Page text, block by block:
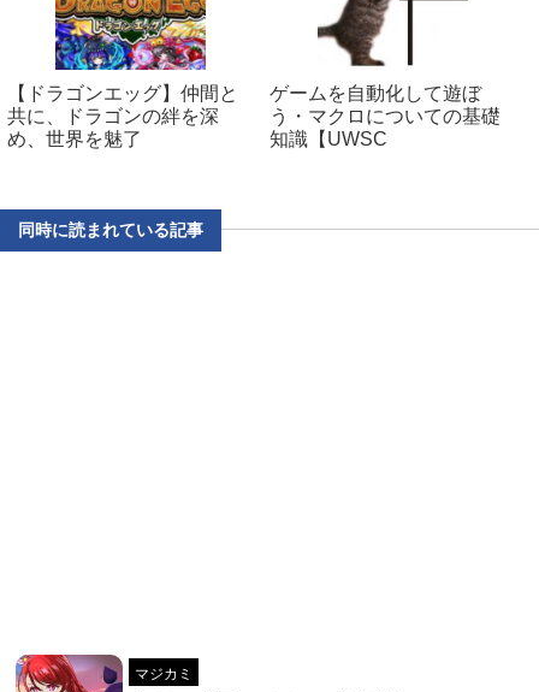
【ドラゴンエッグ】仲間と
共に、ドラゴンの絆を深
め、世界を魅了
ゲームを自動化して遊ぼ
う・マクロについての基礎
知識【UWSC
同時に読まれている記事
マジカミ